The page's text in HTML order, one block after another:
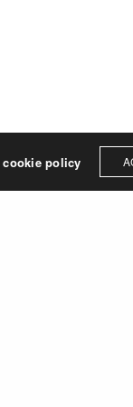
cookie policy